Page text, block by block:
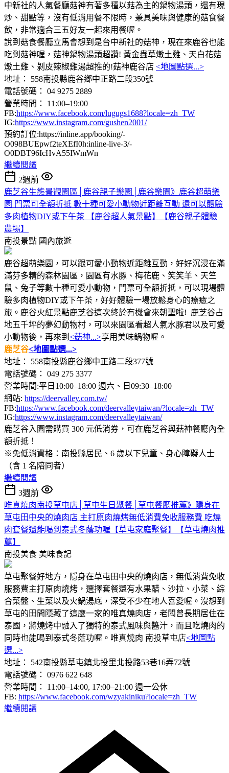
中新社的人氣餐廳菇神有著多種以菇為主的鍋物湯頭，還有現
炒、甜點等，沒有低消用餐不限時，兼具美味與健康的菇食餐
飲，非常適合三五好友一起來用餐喔。
說到菇食餐廳立馬會想到是台中新社的菇神，現在來鹿谷也能
吃到菇神喔，菇神鍋物湯頭超讚! 黃金蟲草燉土雞、天白花菇
燉土雞、剝皮辣椒雞湯超推的!菇神鹿谷店 <地圖點選...>
地址： 558南投縣鹿谷鄉中正路二段350號
電話號碼： 04 9275 2889
營業時間： 11:00–19:00
FB:https://www.facebook.com/lugugs1688?locale=zh_TW
IG:https://www.instagram.com/gushen2001/
預約訂位:https://inline.app/booking/-
O098BUEpwf2teXEfI0h:inline-live-3/-
O0DBT96IcHvA55IWmWn
繼續閱讀
2週前
鹿芝谷生態景觀園區│鹿谷親子樂園│鹿谷樂園》鹿谷超萌樂
園 門票可全額折抵 數十種可愛小動物近距離互動 還可以體驗
多肉植物DIY或下午茶 【鹿谷超人氣景點】【鹿谷親子體驗
農場】
南投景點 國內旅遊
鹿谷超萌樂園，可以跟可愛小動物近距離互動，好好沉浸在滿
滿芬多精的森林園區，園區有水豚、梅花鹿、笑笑羊、天竺
鼠、兔子等數十種可愛小動物，門票可全額折抵，可以現場體
驗多肉植物DIY或下午茶，好好體驗一場放鬆身心的療癒之
旅。鹿谷火紅景點鹿芝谷這次終於有機會來朝聖啦! 鹿芝谷占
地五千坪的夢幻動物村，可以來園區看超人氣水豚君以及可愛
小動物後，再來到 <菇神...>享用美味鍋物喔。
鹿芝谷<地圖點選...>
地址： 558南投縣鹿谷鄉中正路二段377號
電話號碼： 049 275 3377
營業時間:平日10:00–18:00 週六、日09:30–18:00
網站: https://deervalley.com.tw/
FB:https://www.facebook.com/deervalleytaiwan/?locale=zh_TW
IG:https://www.instagram.com/deervalleytaiwan/
鹿芝谷入園需購買 300 元低消券，可在鹿芝谷與菇神餐廳內全
額折抵！
※免低消資格：南投縣居民、6 歲以下兒童、身心障礙人士
（含 1 名陪同者）
繼續閱讀
3週前
唯真燒肉南投草屯店│草屯生日聚餐│草屯餐廳推薦》隱身在
草屯田中央的燒肉店 主打原肉燒烤無低消費免收服務費 吃燒
肉套餐還能喝到泰式冬蔭功喔【草屯家庭聚餐】【草屯燒肉推
薦】
南投美食 美味食記
草屯聚餐好地方，隱身在草屯田中央的燒肉店，無低消費免收
服務費主打原肉燒烤，選擇套餐還有水果醋、沙拉、小菜、綜
合菜盤、生菜以及火鍋湯底，深受不少在地人喜愛喔。沒想到
草屯的田間隱藏了這麼一家的唯真燒肉店，老闆曾長期居住在
泰國，將燒烤中融入了獨特的泰式風味與醬汁，而且吃燒肉的
同時也能喝到泰式冬蔭功喔。唯真燒肉 南投草屯店<地圖點
選...>
地址： 542南投縣草屯鎮北投里北投路53巷16弄72號
電話號碼： 0976 622 648
營業時間： 11:00–14:00, 17:00–21:00 週一公休
FB: https://www.facebook.com/wzyakiniku?locale=zh_TW
繼續閱讀